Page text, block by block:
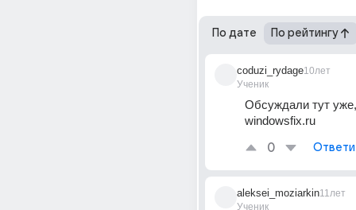
По дате По рейтингу
coduzi_rydage
Ученик
10лет
Обсуждали тут
windowsfix.ru
0
aleksei_moziarkin
Ученик
11лет